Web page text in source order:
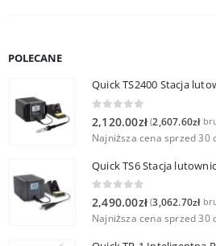
POLECANE
Quick TS2400 Stacja
2,120.00zł (2,607.60zł
Najniższa cena sprzed 30
0 out of 5
2,490.00zł (3,062.70zł
Najniższa cena sprzed 30